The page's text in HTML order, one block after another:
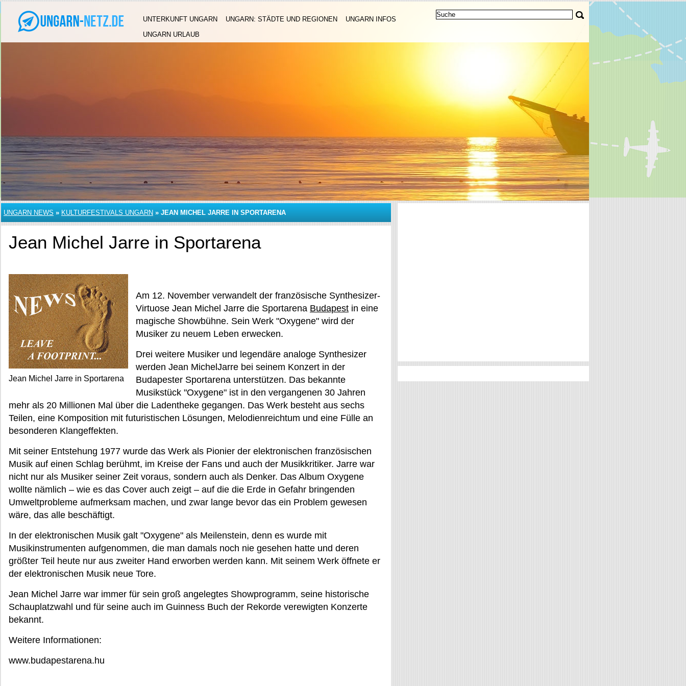
UNTERKUNFT UNGARN UNGARN: STÄDTE UND REGIONEN
UNGARN INFOS
UNGARN URLAUB
UNGARN NEWS » KULTURFESTIVALS UNGARN » JEAN MICHEL JARRE IN SPORTARENA
Jean Michel Jarre in Sportarena
Jean Michel Jarre in Sportarena
Am 12. November verwandelt der französische Synthesizer-
Virtuose Jean Michel Jarre die Sportarena Budapest in eine
magische Showbühne. Sein Werk "Oxygene" wird der
Musiker zu neuem Leben erwecken.
Drei weitere Musiker und legendäre analoge Synthesizer
werden Jean MichelJarre bei seinem Konzert in der
Budapester Sportarena unterstützen. Das bekannte
Musikstück "Oxygene" ist in den vergangenen 30 Jahren
mehr als 20 Millionen Mal über die Ladentheke gegangen. Das Werk besteht aus sechs
Teilen, eine Komposition mit futuristischen Lösungen, Melodienreichtum und eine Fülle an
besonderen Klangeffekten.
Mit seiner Entstehung 1977 wurde das Werk als Pionier der elektronischen französischen
Musik auf einen Schlag berühmt, im Kreise der Fans und auch der Musikkritiker. Jarre war
nicht nur als Musiker seiner Zeit voraus, sondern auch als Denker. Das Album Oxygene
wollte nämlich – wie es das Cover auch zeigt – auf die die Erde in Gefahr bringenden
Umweltprobleme aufmerksam machen, und zwar lange bevor das ein Problem gewesen
wäre, das alle beschäftigt.
In der elektronischen Musik galt "Oxygene" als Meilenstein, denn es wurde mit
Musikinstrumenten aufgenommen, die man damals noch nie gesehen hatte und deren
größter Teil heute nur aus zweiter Hand erworben werden kann. Mit seinem Werk öffnete er
der elektronischen Musik neue Tore.
Jean Michel Jarre war immer für sein groß angelegtes Showprogramm, seine historische
Schauplatzwahl und für seine auch im Guinness Buch der Rekorde verewigten Konzerte
bekannt.
Weitere Informationen:
www.budapestarena.hu